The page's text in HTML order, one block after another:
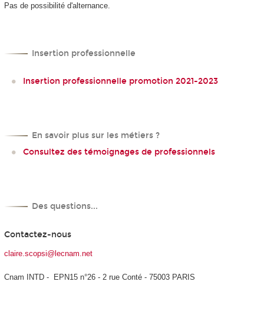
Pas de possibilité d'alternance.
Insertion professionnelle
Insertion professionnelle promotion 2021-2023
En savoir plus sur les métiers ?
Consultez des témoignages de professionnels
Des questions...
Contactez-nous
claire.scopsi@lecnam.net
Cnam INTD - EPN15 n°26 - 2 rue Conté - 75003 PARIS